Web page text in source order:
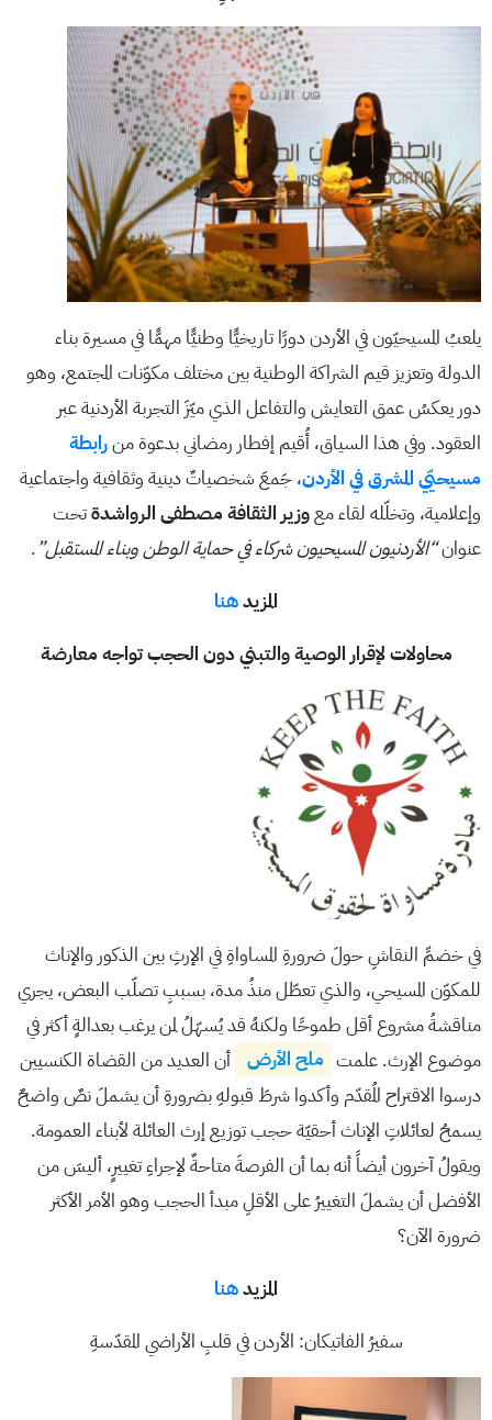
يلعبُ المسيحيّون في الأردن دورًا تاريخيًّا وطنيًّا مهمًّا في مسيرة بناء
الدولة وتعزيز قيم الشراكة الوطنية بين مختلف مكوّنات المجتمع، وهو
دور يعكسُ عمق التعايش والتفاعل الذي ميّزَ التجربة الأردنية عبر
العقود. وفي هذا السياق، أُقيم إفطار رمضاني بدعوة منرابطة
مسيحيّي المشرق في الأردن، جَمعَ شخصياتٌ دينية وثقافية واجتماعية
وإعلامية، وتخلّله لقاء معوزير الثقافة مصطفى الرواشدةتحت
عنوان“الأردنيون المسيحيون شركاء في حماية الوطن وبناء المستقبل”.
المزيدهنا
محاولات لإقرار الوصية والتبني دون الحجب تواجه معارضة
في خضمِّ النقاشِ حولَ ضرورةِ المساواةِ في الإرثِ بين الذكور والإناث
للمكوّن المسيحي، والذي تعطّل منذُ مدة، بسببِ تصلّب البعض، يجري
مناقشةُ مشروع أقل طموحًا ولكنهُ قد يُسهّلُ لمن يرغب بعدالةٍ أكثر في
موضوع الإرث. علمت ملح الأرض
أن العديد من القضاة الكنسيين
درسوا الاقتراح المُقدّم وأكدوا شرطَ قبولهِ بضرورةِ أن يشملَ نصٌ واضحٌ
يسمحُ لعائلاتِ الإناث أحقيّة حجب توزيع إرث العائلة لأبناء العمومة.
ويقولُ آخرون أيضاً أنه بما أن الفرصةَ متاحةٌ لإجراءِ تغييرٍ، أليسَ من
الأفضل أن يشملَ التغييرُ على الأقلِ مبدأ الحجب وهو الأمر الأكثر
ضرورة الآن؟
المزيدهنا
سفيرُ الفاتيكان: الأردن في قلبِ الأراضي المقدّسةِ